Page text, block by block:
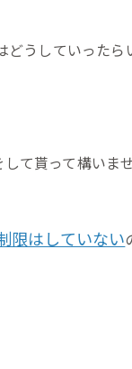
どうしていったら
て貰って構いませ
限はしていない